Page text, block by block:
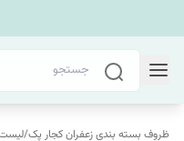
ظروف بسته بندی زعفران کجار پک/